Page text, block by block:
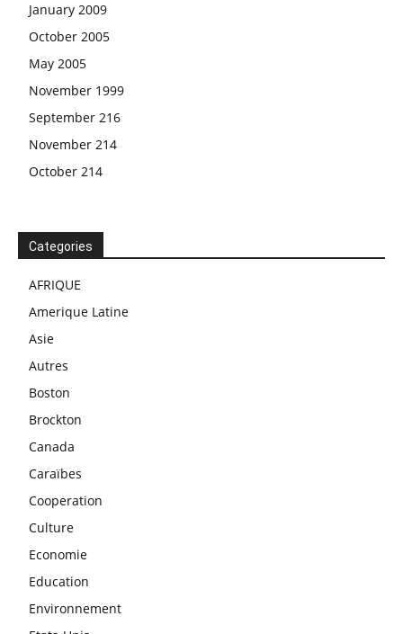
January 2009
October 2005
May 2005
November 1999
September 216
November 214
October 214
Categories
AFRIQUE
Amerique Latine
Asie
Autres
Boston
Brockton
Canada
Caraïbes
Cooperation
Culture
Economie
Education
Environnement